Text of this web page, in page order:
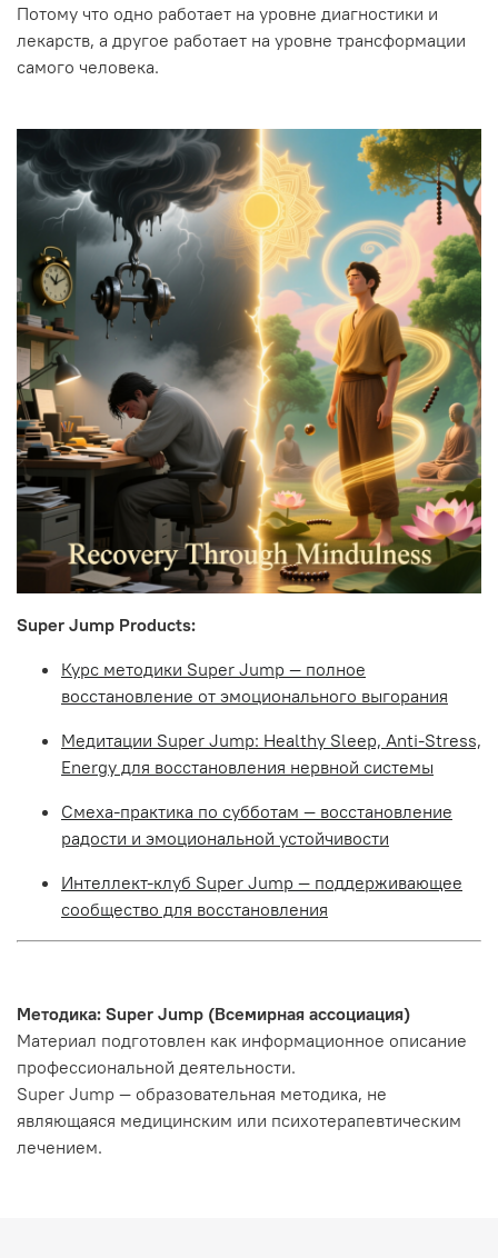
Потому что одно работает на уровне диагностики и
лекарств, а другое работает на уровне трансформации
самого человека.
Super Jump Products:
Курс методики Super Jump — полное
восстановление от эмоционального выгорания
Медитации Super Jump: Healthy Sleep, Anti-Stress,
Energy для восстановления нервной системы
Смеха-практика по субботам — восстановление
радости и эмоциональной устойчивости
Интеллект-клуб Super Jump — поддерживающее
сообщество для восстановления
Методика: Super Jump (Всемирная ассоциация)
Материал подготовлен как информационное описание
профессиональной деятельности.
Super Jump — образовательная методика, не
являющаяся медицинским или психотерапевтическим
лечением.